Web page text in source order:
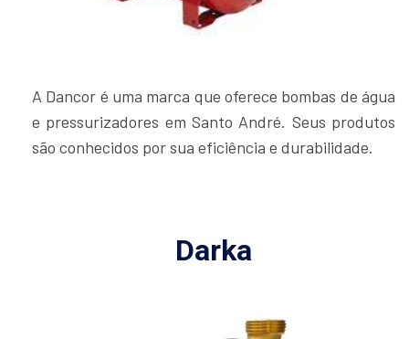
A Dancor é uma marca que oferece bombas de água
e pressurizadores em Santo André. Seus produtos
são conhecidos por sua eficiência e durabilidade.
Darka